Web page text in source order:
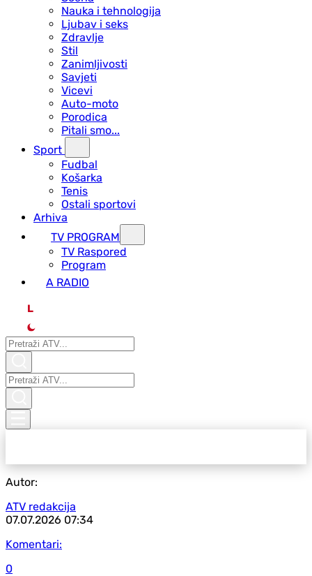
Nauka i tehnologija
Ljubav i seks
Zdravlje
Stil
Zanimljivosti
Savjeti
Vicevi
Auto-moto
Porodica
Pitali smo...
Sport
Fudbal
Košarka
Tenis
Ostali sportovi
Arhiva
TV PROGRAM
ТV Raspored
Program
A RADIO
L
Autor:
ATV redakcija
07.07.2026 07:34
Komentari:
0